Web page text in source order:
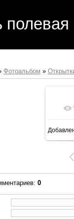
полевая
Фотоальбом »
: 0